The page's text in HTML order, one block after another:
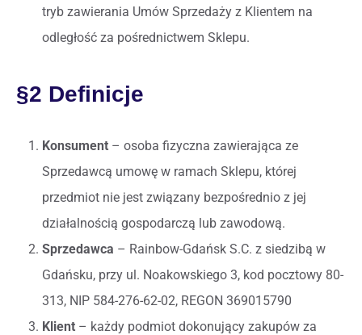
tryb zawierania Umów Sprzedaży z Klientem na
odległość za pośrednictwem Sklepu.
§2 Definicje
Konsument – osoba fizyczna zawierająca ze
Sprzedawcą umowę w ramach Sklepu, której
przedmiot nie jest związany bezpośrednio z jej
działalnością gospodarczą lub zawodową.
Sprzedawca – Rainbow-Gdańsk S.C. z siedzibą w
Gdańsku, przy ul. Noakowskiego 3, kod pocztowy 80-
313, NIP 584-276-62-02, REGON 369015790
Klient – każdy podmiot dokonujący zakupów za